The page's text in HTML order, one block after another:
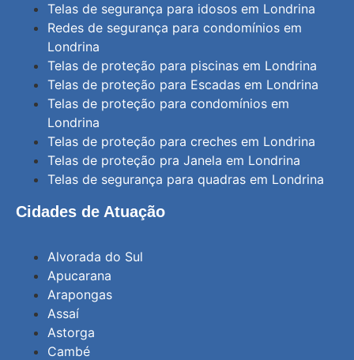
Telas de segurança para idosos em Londrina
Redes de segurança para condomínios em
Londrina
Telas de proteção para piscinas em Londrina
Telas de proteção para Escadas em Londrina
Telas de proteção para condomínios em
Londrina
Telas de proteção para creches em Londrina
Telas de proteção pra Janela em Londrina
Telas de segurança para quadras em Londrina
Cidades de Atuação
Alvorada do Sul
Apucarana
Arapongas
Assaí
Astorga
Cambé